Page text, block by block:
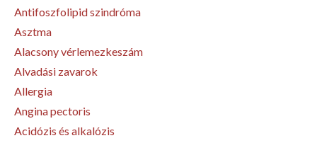
Antifoszfolipid szindróma
Asztma
Alacsony vérlemezkeszám
Alvadási zavarok
Allergia
Angina pectoris
Acidózis és alkalózis